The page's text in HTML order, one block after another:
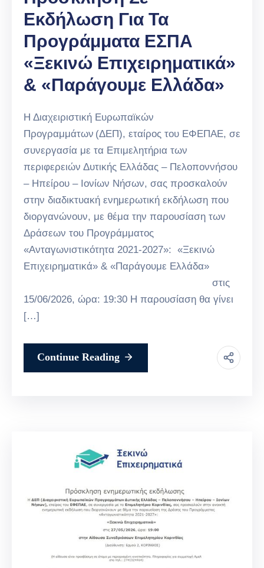
Εκδήλωση Για Τα
Προγράμματα ΕΣΠΑ
«Ξεκινώ Επιχειρηματικά»
& «Παράγουμε Ελλάδα»
Η Διαχειριστική Ευρωπαϊκών
Προγραμμάτων (ΔΕΠ), εταίρος του ΕΦΕΠΑΕ, σε
συνεργασία με τα Επιμελητήρια των
περιφερειών Δυτικής Ελλάδας – Πελοποννήσου
– Ηπείρου – Ιονίων Νήσων, σας προσκαλούν
στην διαδικτυακή ενημερωτική εκδήλωση που
διοργανώνουν, με θέμα την παρουσίαση των
Δράσεων του Προγράμματος
«Ανταγωνιστικότητα 2021-2027»: «Ξεκινώ
Επιχειρηματικά» & «Παράγουμε Ελλάδα»
στις
15/06/2026, ώρα: 19:30 Η παρουσίαση θα γίνει
[…]
Continue Reading